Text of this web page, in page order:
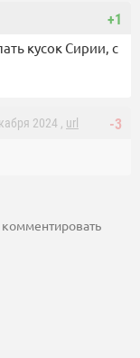
+1
кусок Сирии, с
-3
2024 , url